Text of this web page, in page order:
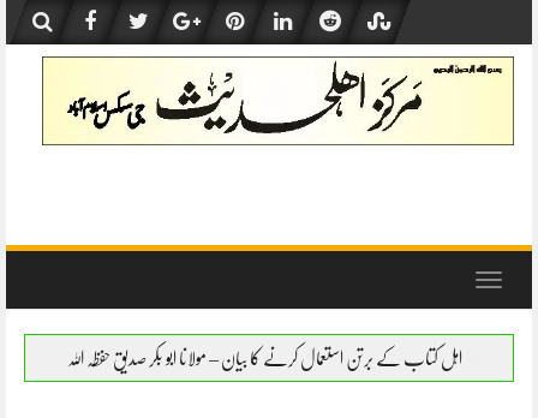
content
Toggle
برتن استعمال کرنے کا بیان – مولانا ابو بکر صدیق حفظہ اللہ اہل کتاب کے برتن استعمال